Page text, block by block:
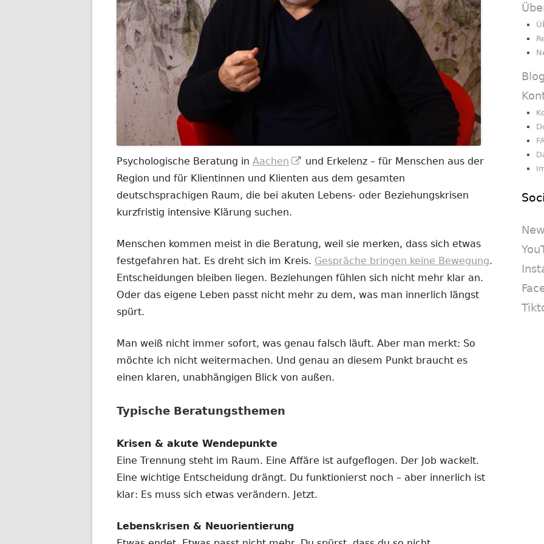
Psychologische Beratung in Aachen
In
neuem
Fenster
und Erkelenz – für Menschen aus der
Region und für Klientinnen und Klienten aus dem gesamten
deutschsprachigen Raum, die bei akuten Lebens- oder Beziehungskrisen
kurzfristig intensive Klärung suchen.
Menschen kommen meist in die Beratung, weil sie merken, dass sich etwas
festgefahren hat. Es dreht sich im Kreis. Gespräche bringen keine Bewegung.
Entscheidungen bleiben liegen. Beziehungen fühlen sich nicht mehr klar an.
Oder das eigene Leben passt nicht mehr zu dem, was man innerlich längst
spürt.
Man weiß nicht immer sofort, was genau falsch läuft. Aber man merkt: So
möchte ich nicht weitermachen. Und genau an diesem Punkt braucht es
einen klaren, unabhängigen Blick von außen.
Typische Beratungsthemen
Krisen & akute Wendepunkte
Eine Trennung steht im Raum. Eine Affäre ist aufgeflogen. Der Job wackelt.
Eine wichtige Entscheidung drängt. Du funktionierst noch – aber innerlich ist
klar: Es muss sich etwas verändern. Jetzt.
Lebenskrisen & Neuorientierung
Blog